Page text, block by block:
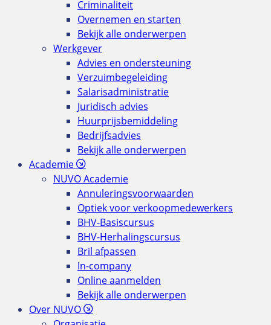
Criminaliteit
Overnemen en starten
Bekijk alle onderwerpen
Werkgever
Advies en ondersteuning
Verzuimbegeleiding
Salarisadministratie
Juridisch advies
Huurprijsbemiddeling
Bedrijfsadvies
Bekijk alle onderwerpen
Academie
NUVO Academie
Annuleringsvoorwaarden
Optiek voor verkoopmedewerkers
BHV-Basiscursus
BHV-Herhalingscursus
Bril afpassen
In-company
Online aanmelden
Bekijk alle onderwerpen
Over NUVO